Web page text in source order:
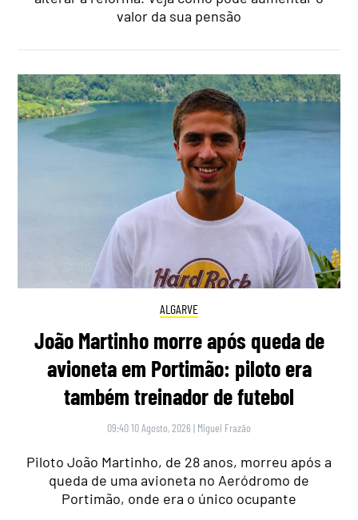
valor da sua pensão
ALGARVE
João Martinho morre após queda de
avioneta em Portimão: piloto era
também treinador de futebol
09:40 10 Agosto, 2026 | Miguel Frazão
Piloto João Martinho, de 28 anos, morreu após a
queda de uma avioneta no Aeródromo de
Portimão, onde era o único ocupante